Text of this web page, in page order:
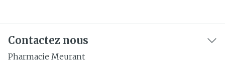
Contactez nous
Pharmacie Meurant